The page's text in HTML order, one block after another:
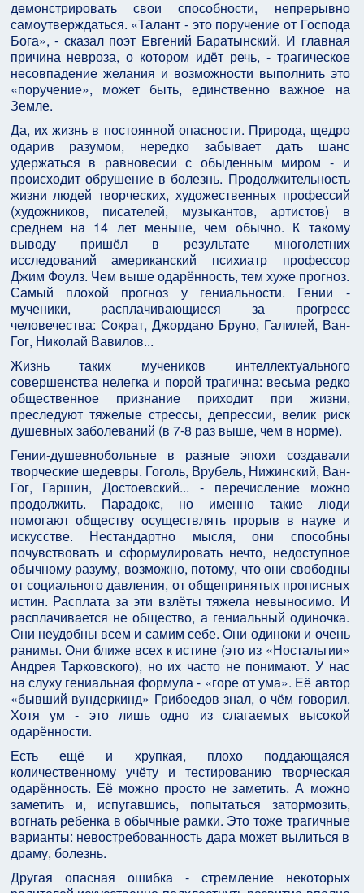
демонстрировать свои способности, непрерывно
самоутверждаться. «Талант - это поручение от Господа
Бога», - сказал поэт Евгений Баратынский. И главная
причина невроза, о котором идёт речь, - трагическое
несовпадение желания и возможности выполнить это
«поручение», может быть, единственно важное на
Земле.
Да, их жизнь в постоянной опасности. Природа, щедро
одарив разумом, нередко забывает дать шанс
удержаться в равновесии с обыденным миром - и
происходит обрушение в болезнь. Продолжительность
жизни людей творческих, художественных профессий
(художников, писателей, музыкантов, артистов) в
среднем на 14 лет меньше, чем обычно. К такому
выводу пришёл в результате многолетних
исследований американский психиатр профессор
Джим Фоулз. Чем выше одарённость, тем хуже прогноз.
Самый плохой прогноз у гениальности. Гении -
мученики, расплачивающиеся за прогресс
человечества: Сократ, Джордано Бруно, Галилей, Ван-
Гог, Николай Вавилов...
Жизнь таких мучеников интеллектуального
совершенства нелегка и порой трагична: весьма редко
общественное признание приходит при жизни,
преследуют тяжелые стрессы, депрессии, велик риск
душевных заболеваний (в 7-8 раз выше, чем в норме).
Гении-душевнобольные в разные эпохи создавали
творческие шедевры. Гоголь, Врубель, Нижинский, Ван-
Гог, Гаршин, Достоевский... - перечисление можно
продолжить. Парадокс, но именно такие люди
помогают обществу осуществлять прорыв в науке и
искусстве. Нестандартно мысля, они способны
почувствовать и сформулировать нечто, недоступное
обычному разуму, возможно, потому, что они свободны
от социального давления, от общепринятых прописных
истин. Расплата за эти взлёты тяжела невыносимо. И
расплачивается не общество, а гениальный одиночка.
Они неудобны всем и самим себе. Они одиноки и очень
ранимы. Они ближе всех к истине (это из «Ностальгии»
Андрея Тарковского), но их часто не понимают. У нас
на слуху гениальная формула - «горе от ума». Её автор
«бывший вундеркинд» Грибоедов знал, о чём говорил.
Хотя ум - это лишь одно из слагаемых высокой
одарённости.
Есть ещё и хрупкая, плохо поддающаяся
количественному учёту и тестированию творческая
одарённость. Её можно просто не заметить. А можно
заметить и, испугавшись, попытаться затормозить,
вогнать ребенка в обычные рамки. Это тоже трагичные
варианты: невостребованность дара может вылиться в
драму, болезнь.
Другая опасная ошибка - стремление некоторых